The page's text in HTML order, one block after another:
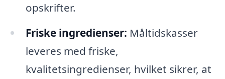
opskrifter.
Friske ingredienser: Måltidskasser
leveres med friske,
kvalitetsingredienser, hvilket sikrer, at